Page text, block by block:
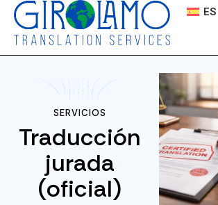
ES
SERVICIOS
Traducción
jurada
(oficial)